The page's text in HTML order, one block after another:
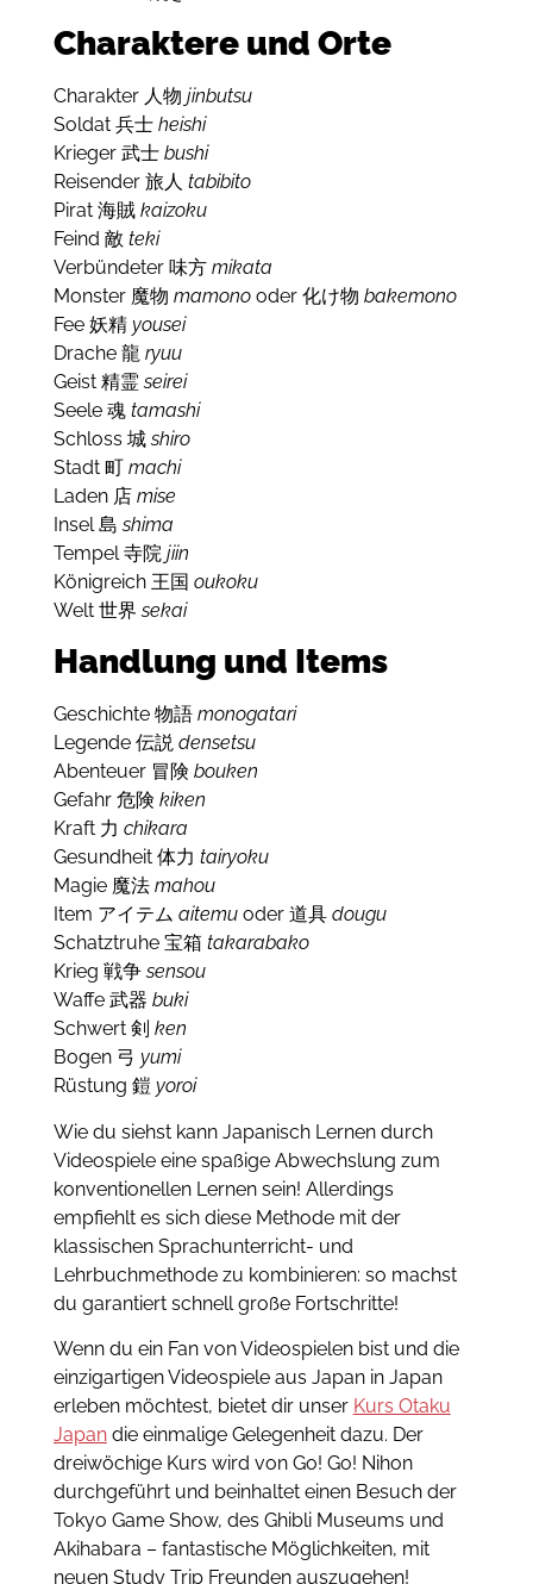
Charaktere und Orte
Charakter 人物 jinbutsu
Soldat 兵士 heishi
Krieger 武士 bushi
Reisender 旅人 tabibito
Pirat 海賊 kaizoku
Feind 敵 teki
Verbündeter 味方 mikata
Monster 魔物 mamonooder 化け物 bakemono
Fee 妖精 yousei
Drache 龍 ryuu
Geist 精霊seirei
Seele 魂 tamashi
Schloss 城shiro
Stadt 町 machi
Laden 店 mise
Insel 島shima
Tempel 寺院 jiin
Königreich 王国 oukoku
Welt 世界 sekai
Handlung und Items
Geschichte 物語 monogatari
Legende 伝説 densetsu
Abenteuer 冒険 bouken
Gefahr 危険 kiken
Kraft 力 chikara
Gesundheit 体力 tairyoku
Magie 魔法 mahou
Item アイテム aitemuoder 道具 dougu
Schatztruhe 宝箱 takarabako
Krieg 戦争sensou
Waffe 武器 buki
Schwert 剣 ken
Bogen 弓 yumi
Rüstung 鎧 yoroi
Wie du siehst kann Japanisch Lernen durch
Videospiele eine spaßige Abwechslung zum
konventionellen Lernen sein! Allerdings
empfiehlt es sich diese Methode mit der
klassischen Sprachunterricht- und
Lehrbuchmethode zu kombinieren: so machst
du garantiert schnell große Fortschritte!
Wenn du ein Fan von Videospielen bist und die
einzigartigen Videospiele aus Japan in Japan
erleben möchtest, bietet dir unser Kurs Otaku
Japandie einmalige Gelegenheit dazu. Der
dreiwöchige Kurs wird von Go! Go! Nihon
durchgeführt und beinhaltet einen Besuch der
Tokyo Game Show, des Ghibli Museums und
Akihabara – fantastische Möglichkeiten, mit
neuen Study Trip Freunden auszugehen!